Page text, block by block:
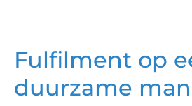
Fulfilment op
duurzame